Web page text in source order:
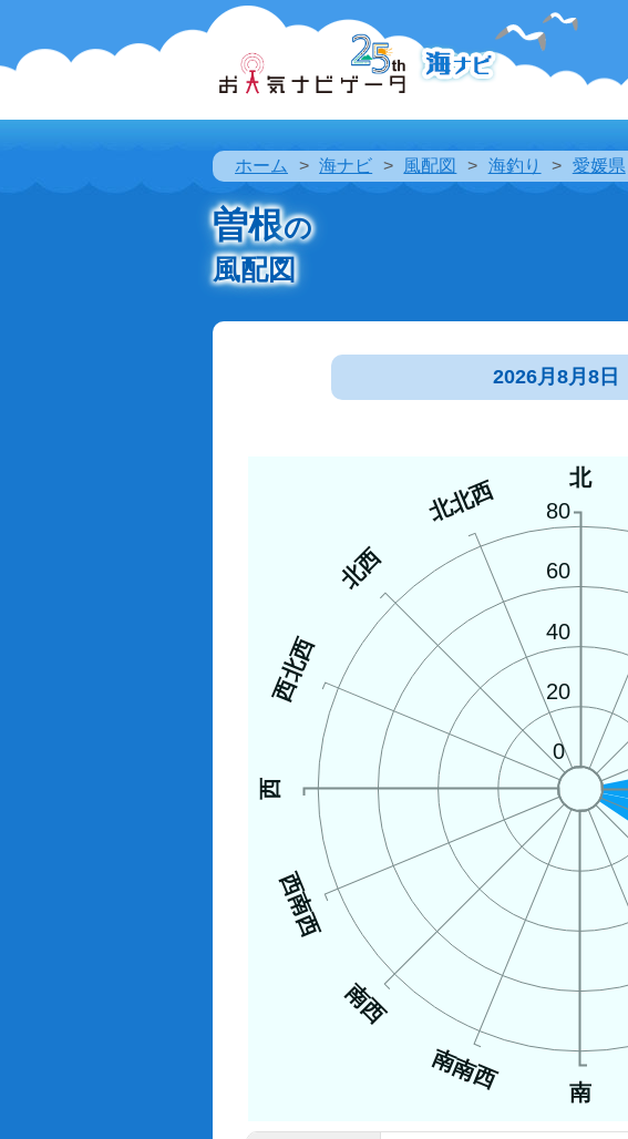
ホーム 海ナビ 風配図 海釣り 愛媛県
曽根の
風配図
2026月8月8日
北
南
南南西
南西
西南西
西
西北西
北西
北北西
0
20
40
60
80